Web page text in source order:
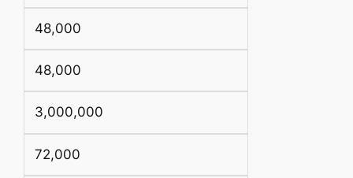
48,000
48,000
3,000,000
72,000